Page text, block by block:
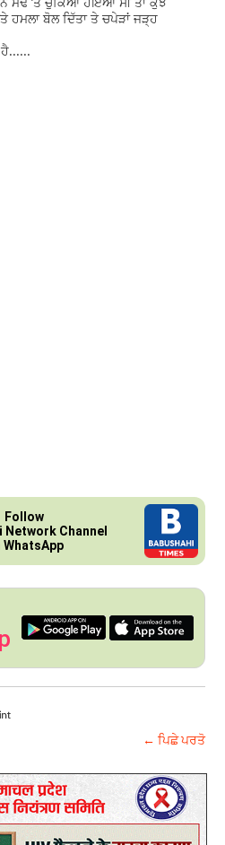
ਹਮਲਾ ਬੋਲ ਦਿੱਤਾ ਤੇ ਚਪੇੜਾਂ ਜੜ੍ਹ
Follow
Network Channel
WhatsApp
← ਪਿਛੇ ਪਰਤੋ